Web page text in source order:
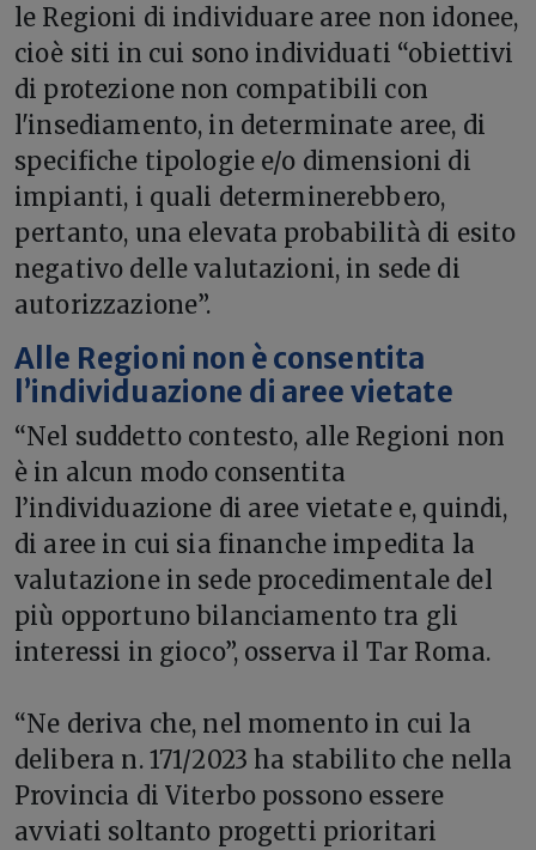
le Regioni di individuare aree non idonee,
cioè siti in cui sono individuati “obiettivi
di protezione non compatibili con
l'insediamento, in determinate aree, di
specifiche tipologie e/o dimensioni di
impianti, i quali determinerebbero,
pertanto, una elevata probabilità di esito
negativo delle valutazioni, in sede di
autorizzazione”.
Alle Regioni non è consentita
l’individuazione di aree vietate
“Nel suddetto contesto, alle Regioni non
è in alcun modo consentita
l’individuazione di aree vietate e, quindi,
di aree in cui sia finanche impedita la
valutazione in sede procedimentale del
più opportuno bilanciamento tra gli
interessi in gioco”, osserva il Tar Roma.
“Ne deriva che, nel momento in cui la
delibera n. 171/2023 ha stabilito che nella
Provincia di Viterbo possono essere
avviati soltanto progetti prioritari